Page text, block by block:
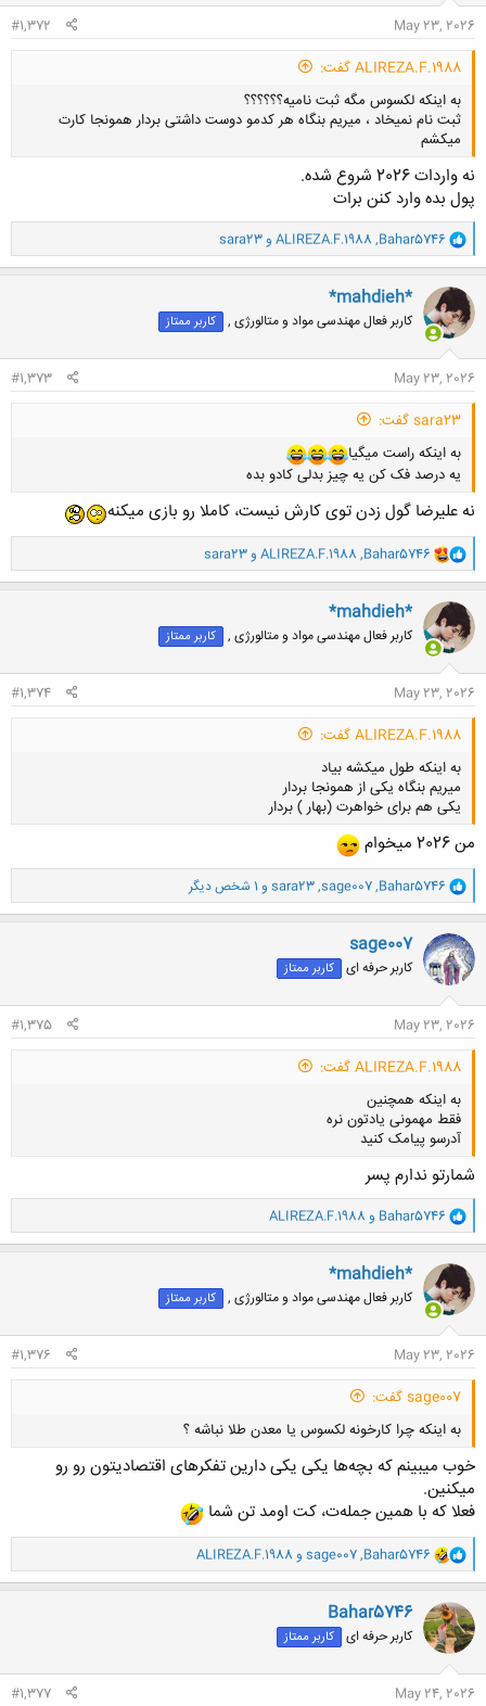
May 23, 2026
#1,372
ALIREZA.F.1988 گفت:
به اینکه لکسوس مگه ثبت نامیه؟؟؟؟؟؟
ثبت نام نمیخاد ، میریم بنگاه هر کدمو دوست داشتی بردار همونجا کارت
میکشم
کلیک کنید تا باز شود...
نه واردات 2026 شروع شده.
پول بده وارد کنن برات
و
ا
ک
ن
ش
ه
ا
Bahar5746
,
ALIREZA.F.1988 وsara23
*mahdieh*
کاربر فعال مهندسی مواد و متالورژی , کاربر ممتاز
May 23, 2026
#1,373
sara23 گفت:
به اینکه راست میگیا
یه درصد فک کن یه چیز بدلی کادو بده
نه علیرضا گول زدن توی کارش نیست، کاملا رو بازی میکنه
و
ا
ک
ن
ش
ه
ا
:
Bahar5746
,
ALIREZA.F.1988 وsara23
*mahdieh*
کاربر فعال مهندسی مواد و متالورژی , کاربر ممتاز
May 23, 2026
#1,374
ALIREZA.F.1988 گفت:
به اینکه طول میکشه بیاد
میریم بنگاه یکی از همونجا بردار
یکی هم برای خواهرت (بهار ) بردار
کلیک کنید تا باز شود...
من 2026 میخوام
و
ا
ک
ن
ش
ه
ا
Bahar5746
,
sage007
,
sara23 و 1 شخص دیگر
sage007
کاربر حرفه ای کاربر ممتاز
May 23, 2026
#1,375
ALIREZA.F.1988 گفت:
به اینکه همچنین
فقط مهمونی یادتون نره
آدرسو پیامک کنید
کلیک کنید تا باز شود...
شمارتو ندارم پسر
و
ا
ک
ن
ش
ه
ا
Bahar5746 و ALIREZA.F.1988
*mahdieh*
کاربر فعال مهندسی مواد و متالورژی , کاربر ممتاز
May 23, 2026
#1,376
sage007 گفت:
به اینکه چرا کارخونه لکسوس یا معدن طلا نباشه ؟
کلیک کنید تا باز شود...
خوب میبینم که بچه‌ها یکی یکی دارین تفکرهای اقتصادیتون رو رو
میکنین.
فعلا که با همین جمله‌ت، کت اومد تن شما
و
ا
ک
ن
ش
ه
:
Bahar5746
,
sage007 و ALIREZA.F.1988
Bahar5746
کاربر حرفه ای کاربر ممتاز
May 24, 2026
#1,377